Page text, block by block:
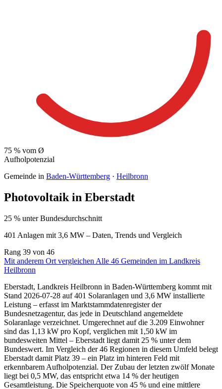
75 % vom Ø
Aufholpotenzial
Gemeinde in Baden-Württemberg · Heilbronn
Photovoltaik in Eberstadt
25 % unter Bundesdurchschnitt
401 Anlagen mit 3,6 MW – Daten, Trends und Vergleich
Rang 39 von 46
Mit anderem Ort vergleichen Alle 46 Gemeinden im Landkreis
Heilbronn
Eberstadt, Landkreis Heilbronn in Baden-Württemberg kommt mit
Stand 2026-07-28 auf 401 Solaranlagen und 3,6 MW installierte
Leistung – erfasst im Marktstammdatenregister der
Bundesnetzagentur, das jede in Deutschland angemeldete
Solaranlage verzeichnet. Umgerechnet auf die 3.209 Einwohner
sind das 1,13 kW pro Kopf, verglichen mit 1,50 kW im
bundesweiten Mittel – Eberstadt liegt damit 25 % unter dem
Bundeswert. Im Vergleich der 46 Regionen in diesem Umfeld belegt
Eberstadt damit Platz 39 – ein Platz im hinteren Feld mit
erkennbarem Aufholpotenzial. Der Zubau der letzten zwölf Monate
liegt bei 0,5 MW, das entspricht etwa 14 % der heutigen
Gesamtleistung. Die Speicherquote von 45 % und eine mittlere